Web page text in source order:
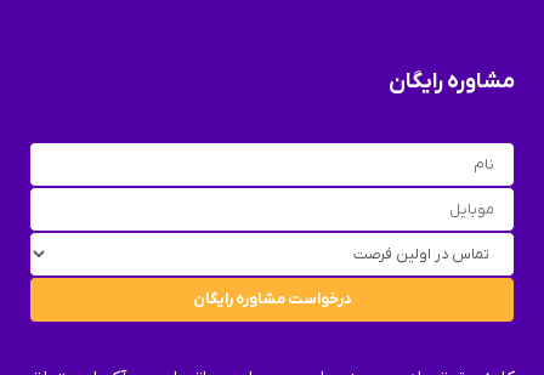
مشاوره رایگان